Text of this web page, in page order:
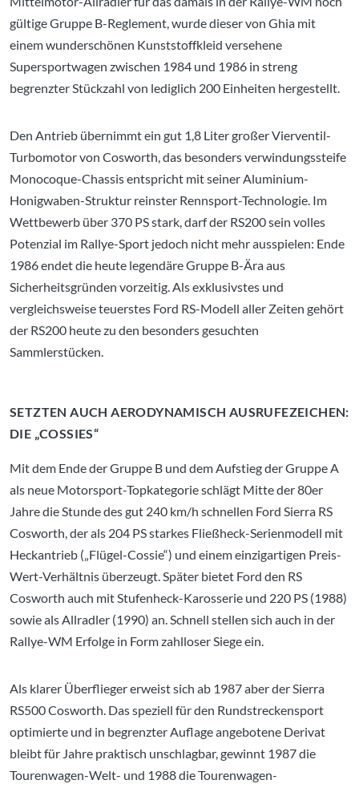
gültige Gruppe B-Reglement, wurde dieser von Ghia mit
einem wunderschönen Kunststoffkleid versehene
Supersportwagen zwischen 1984 und 1986 in streng
begrenzter Stückzahl von lediglich 200 Einheiten hergestellt.
Den Antrieb übernimmt ein gut 1,8 Liter großer Vierventil-
Turbomotor von Cosworth, das besonders verwindungssteife
Monocoque-Chassis entspricht mit seiner Aluminium-
Honigwaben-Struktur reinster Rennsport-Technologie. Im
Wettbewerb über 370 PS stark, darf der RS200 sein volles
Potenzial im Rallye-Sport jedoch nicht mehr ausspielen: Ende
1986 endet die heute legendäre Gruppe B-Ära aus
Sicherheitsgründen vorzeitig. Als exklusivstes und
vergleichsweise teuerstes Ford RS-Modell aller Zeiten gehört
der RS200 heute zu den besonders gesuchten
Sammlerstücken.
SETZTEN AUCH AERODYNAMISCH AUSRUFEZEICHEN:
DIE „COSSIES“
Mit dem Ende der Gruppe B und dem Aufstieg der Gruppe A
als neue Motorsport-Topkategorie schlägt Mitte der 80er
Jahre die Stunde des gut 240 km/h schnellen Ford Sierra RS
Cosworth, der als 204 PS starkes Fließheck-Serienmodell mit
Heckantrieb („Flügel-Cossie“) und einem einzigartigen Preis-
Wert-Verhältnis überzeugt. Später bietet Ford den RS
Cosworth auch mit Stufenheck-Karosserie und 220 PS (1988)
sowie als Allradler (1990) an. Schnell stellen sich auch in der
Rallye-WM Erfolge in Form zahlloser Siege ein.
Als klarer Überflieger erweist sich ab 1987 aber der Sierra
RS500 Cosworth. Das speziell für den Rundstreckensport
optimierte und in begrenzter Auflage angebotene Derivat
bleibt für Jahre praktisch unschlagbar, gewinnt 1987 die
Tourenwagen-Welt- und 1988 die Tourenwagen-